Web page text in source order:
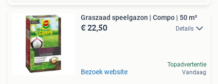
Graszaad speelgazon | Compo | 50 m²
€ 22,50 Details
Bezoek website
Topadvertentie
Vandaag